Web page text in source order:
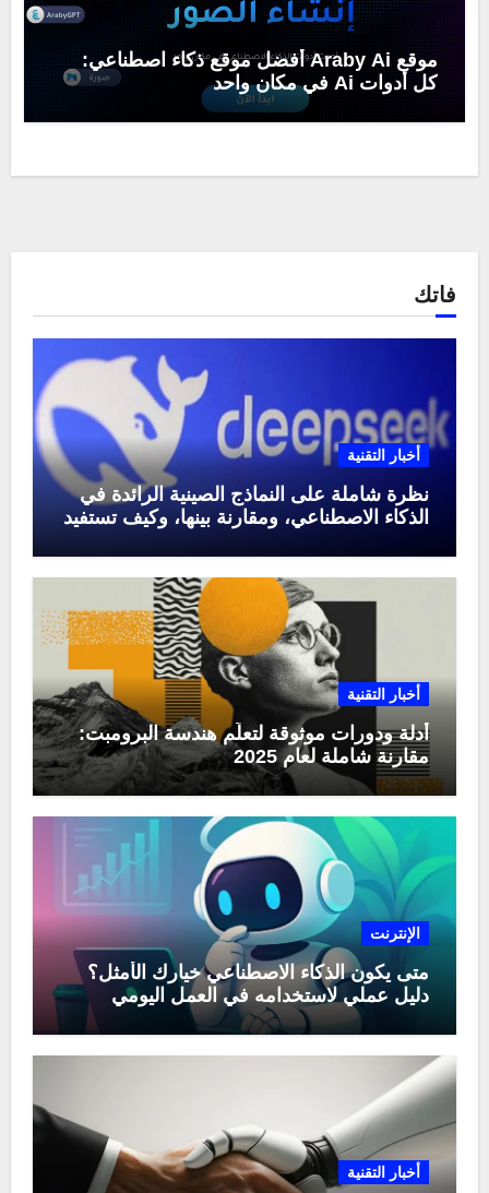
موقع Araby Ai أفضل موقع ذكاء اصطناعي:
كل أدوات Ai في مكان واحد
فاتك
أخبار التقنية
نظرة شاملة على النماذج الصينية الرائدة في
الذكاء الاصطناعي، ومقارنة بينها، وكيف تستفيد
أخبار التقنية
أدلة ودورات موثوقة لتعلّم هندسة البرومبت:
مقارنة شاملة لعام 2025
الإنترنت
متى يكون الذكاء الاصطناعي خيارك الأمثل؟
دليل عملي لاستخدامه في العمل اليومي
أخبار التقنية